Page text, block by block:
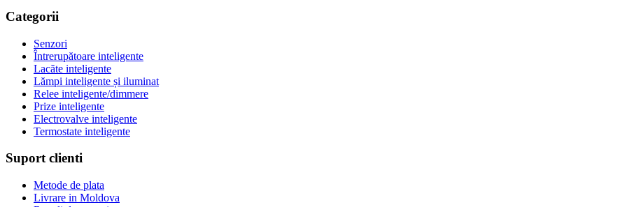
Categorii
Senzori
Întrerupătoare inteligente
Lacăte inteligente
Lămpi inteligente și iluminat
Relee inteligente/dimmere
Prize inteligente
Electrovalve inteligente
Termostate inteligente
Suport clienti
Metode de plata
Livrare in Moldova